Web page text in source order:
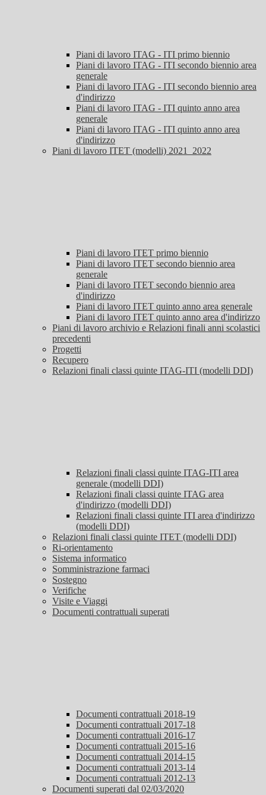
Piani di lavoro ITAG - ITI primo biennio
Piani di lavoro ITAG - ITI secondo biennio area
generale
Piani di lavoro ITAG - ITI secondo biennio area
d'indirizzo
Piani di lavoro ITAG - ITI quinto anno area
generale
Piani di lavoro ITAG - ITI quinto anno area
d'indirizzo
Piani di lavoro ITET (modelli) 2021_2022
Piani di lavoro ITET primo biennio
Piani di lavoro ITET secondo biennio area
generale
Piani di lavoro ITET secondo biennio area
d'indirizzo
Piani di lavoro ITET quinto anno area generale
Piani di lavoro ITET quinto anno area d'indirizzo
Piani di lavoro archivio e Relazioni finali anni scolastici
precedenti
Progetti
Recupero
Relazioni finali classi quinte ITAG-ITI (modelli DDI)
Relazioni finali classi quinte ITAG-ITI area
generale (modelli DDI)
Relazioni finali classi quinte ITAG area
d'indirizzo (modelli DDI)
Relazioni finali classi quinte ITI area d'indirizzo
(modelli DDI)
Relazioni finali classi quinte ITET (modelli DDI)
Ri-orientamento
Sistema informatico
Somministrazione farmaci
Sostegno
Verifiche
Visite e Viaggi
Documenti contrattuali superati
Documenti contrattuali 2018-19
Documenti contrattuali 2017-18
Documenti contrattuali 2016-17
Documenti contrattuali 2015-16
Documenti contrattuali 2014-15
Documenti contrattuali 2013-14
Documenti contrattuali 2012-13
Documenti superati dal 02/03/2020